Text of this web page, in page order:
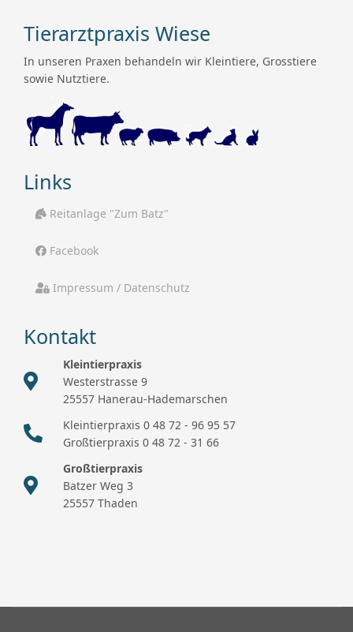
Tierarztpraxis Wiese
In unseren Praxen behandeln wir Kleintiere, Grosstiere
sowie Nutztiere.
Links
Reitanlage "Zum Batz"
Facebook
Impressum / Datenschutz
Kontakt
Kleintierpraxis
Westerstrasse 9
25557 Hanerau-Hademarschen
Kleintierpraxis 0 48 72 - 96 95 57
Großtierpraxis 0 48 72 - 31 66
Großtierpraxis
Batzer Weg 3
25557 Thaden